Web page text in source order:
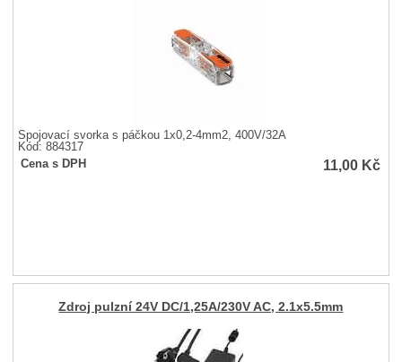
Spojovací svorka s páčkou 1x0,2-4mm2, 400V/32A
Kód: 884317
Cena s DPH
11,00 Kč
Zdroj pulzní 24V DC/1,25A/230V AC, 2.1x5.5mm